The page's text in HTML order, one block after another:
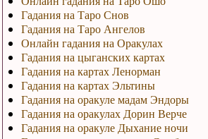
Гадания на Таро Снов
Гадания на Таро Ангелов
Онлайн гадания на Оракулах
Гадания на цыганских картах
Гадания на картах Ленорман
Гадания на картах Эльтины
Гадания на оракуле мадам Эндоры
Гадания на оракулах Дорин Верче
Гадания на оракуле Дыхание ночи